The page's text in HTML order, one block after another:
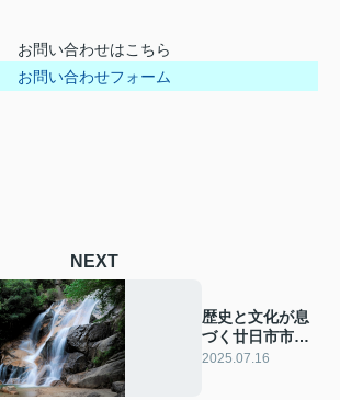
お問い合わせはこちら
お問い合わせフォーム
NEXT
歴史と文化が息
づく廿日市市の
魅力
2025.07.16